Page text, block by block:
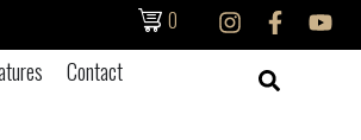
0
Contact